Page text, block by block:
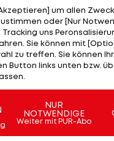
dem vor dem ersten
schwerer Fehler
beim 0:1 war
Königshofer gibt
Tage vor: "Wir
Thema
um allen
oder [Nur
Tracking uns
Sie können mit
zu treffen. Sie können
Button links unten bzw.
NUR
NOTWENDIGE
Weiter mit PUR-Abo